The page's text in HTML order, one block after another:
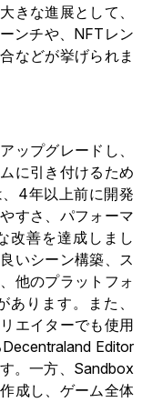
きな進展として、
ンチや、NFTレン
などが挙げられま
ップグレードし、
に引き付けるため
4年以上前に開発
すさ、パフォーマ
改善を達成しまし
いシーン構築、ス
他のプラットフォ
ります。また、
エイターでも使用
Editor
。一方、Sandbox
成し、ゲーム全体